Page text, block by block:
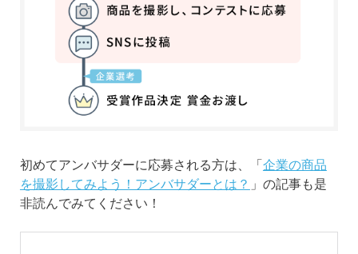
初めてアンバサダーに応募される方は、「企業の商品
を撮影してみよう！アンバサダーとは？ 」の記事も是
非読んでみてください！